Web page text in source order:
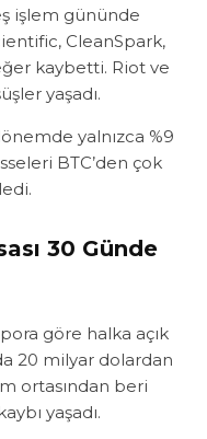
işlem gününde
CleanSpark,
kaybetti‎‎. Riot ve
yaşadı.
yalnızca %9
BTC’den çok
30 Günde
göre halka açık
20 milyar dolardan
ortasından beri
yaşadı.‎‎